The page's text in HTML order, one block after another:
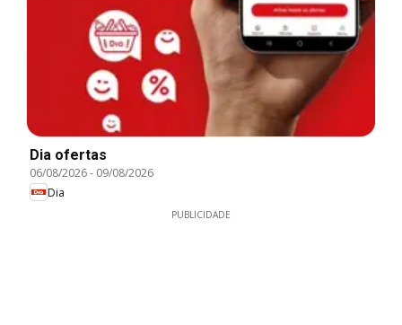
Dia ofertas
06/08/2026- 09/08/2026
Dia
PUBLICIDADE